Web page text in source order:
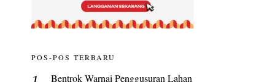
POS-POS TERBARU
Bentrok Warnai Penggusuran Lahan